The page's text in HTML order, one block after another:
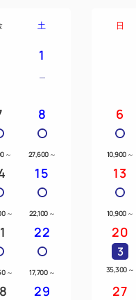
土
1
～
8
27,600 ～
～
15
22,100 ～
～
22
17,700 ～
29
日
6
10,900 ～
13
10,900 ～
20
3
35,300 ～
27